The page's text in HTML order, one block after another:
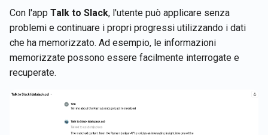
Con l'app Talk to Slack, l'utente può applicare senza
problemi e continuare i propri progressi utilizzando i dati
che ha memorizzato. Ad esempio, le informazioni
memorizzate possono essere facilmente interrogate e
recuperate.